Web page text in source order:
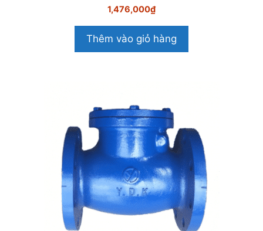
0
n
à
5
1,476,000₫
Thêm vào giỏ hàng